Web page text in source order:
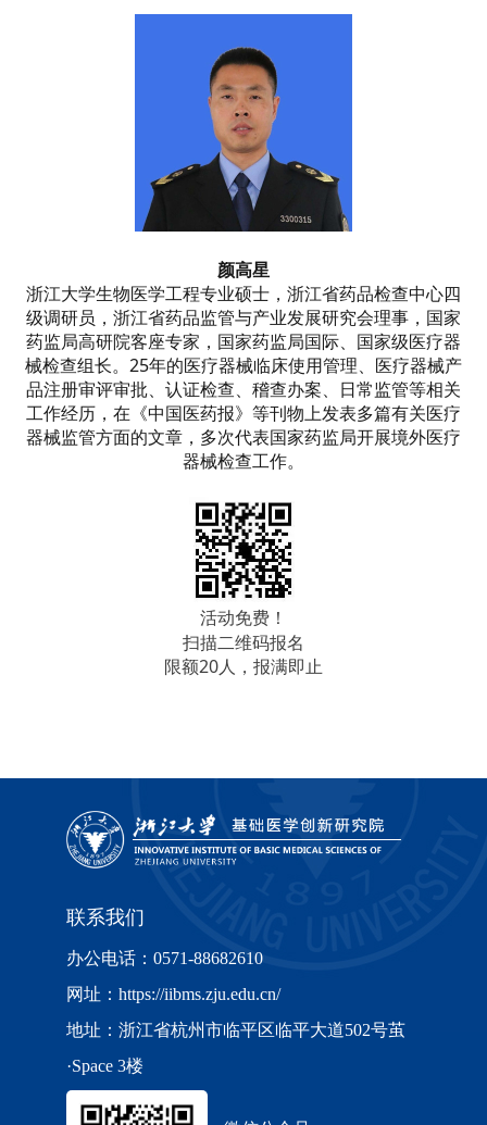
颜高星
浙江大学生物医学工程专业硕士，浙江省药品检查中心四
级调研员，浙江省药品监管与产业发展研究会理事，国家
药监局高研院客座专家，国家药监局国际、国家级医疗器
械检查组长。25年的医疗器械临床使用管理、医疗器械产
品注册审评审批、认证检查、稽查办案、日常监管等相关
工作经历，在《中国医药报》等刊物上发表多篇有关医疗
器械监管方面的文章，多次代表国家药监局开展境外医疗
器械检查工作。
活动免费！
扫描二维码报名
限额20人， 报满即止
联系我们
办公电话：0571-88682610
网址：https://iibms.zju.edu.cn/
地址：浙江省杭州市临平区临平大道502号茧
·Space 3楼